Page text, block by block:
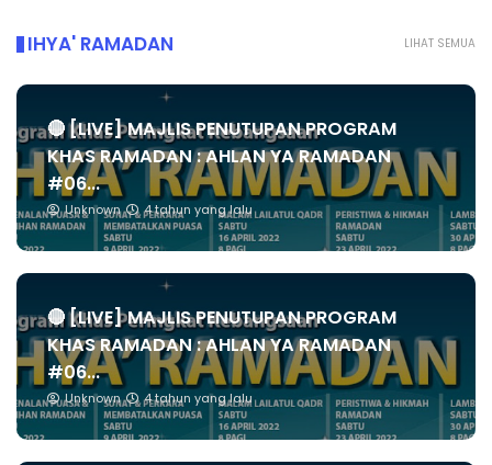
LIHAT SEMUA
IHYA' RAMADAN
🔴 [LIVE] MAJLIS PENUTUPAN PROGRAM
KHAS RAMADAN : AHLAN YA RAMADAN
#06...
Unknown 4 tahun yang lalu
🔴 [LIVE] MAJLIS PENUTUPAN PROGRAM
KHAS RAMADAN : AHLAN YA RAMADAN
#06...
Unknown 4 tahun yang lalu